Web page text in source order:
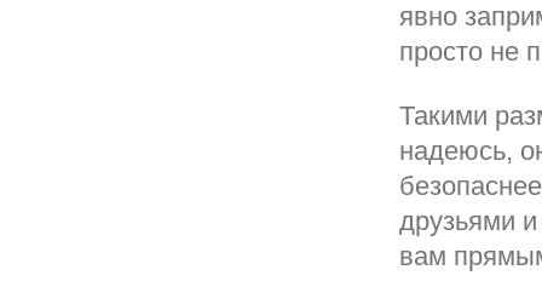
явно
просто не
Такими
надеюсь,
друзьями
вам